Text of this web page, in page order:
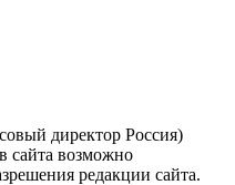
директор Россия)
сайта возможно
редакции сайта.